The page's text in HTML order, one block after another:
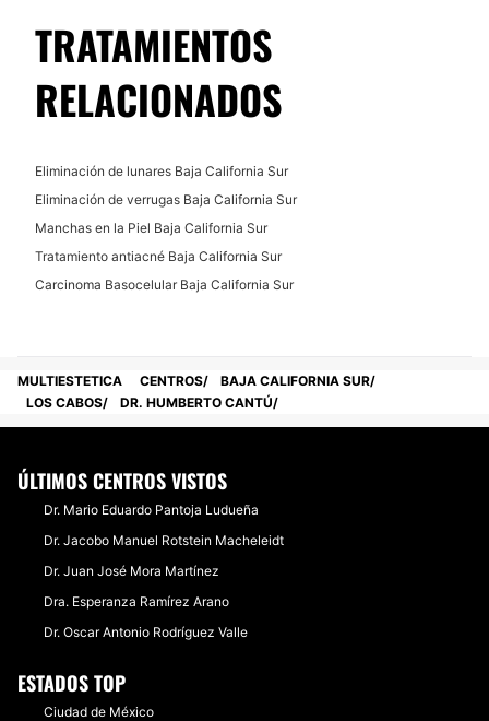
Financiación o facilidades de pago:
TRATAMIENTOS
RELACIONADOS
Eliminación de lunares Baja California Sur
Eliminación de verrugas Baja California Sur
Manchas en la Piel Baja California Sur
Tratamiento antiacné Baja California Sur
Carcinoma Basocelular Baja California Sur
MULTIESTETICA CENTROS
BAJA CALIFORNIA SUR
LOS CABOS
DR. HUMBERTO CANTÚ
ÚLTIMOS CENTROS VISTOS
Dr. Mario Eduardo Pantoja Ludueña
Dr. Jacobo Manuel Rotstein Macheleidt
Dr. Juan José Mora Martínez
Dra. Esperanza Ramírez Arano
Dr. Oscar Antonio Rodríguez Valle
ESTADOS TOP
Ciudad de México